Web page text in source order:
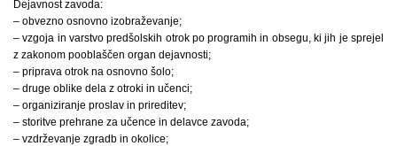
Dejavnost zavoda:
– obvezno osnovno izobraževanje;
– vzgoja in varstvo predšolskih otrok po programih in obsegu, ki jih je sprejel
z zakonom pooblaščen organ dejavnosti;
– priprava otrok na osnovno šolo;
– druge oblike dela z otroki in učenci;
– organiziranje proslav in prireditev;
– storitve prehrane za učence in delavce zavoda;
– vzdrževanje zgradb in okolice;